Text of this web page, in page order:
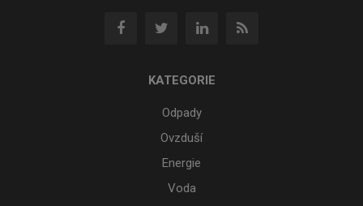
KATEGORIE
Odpady
Ovzduší
Energie
Voda